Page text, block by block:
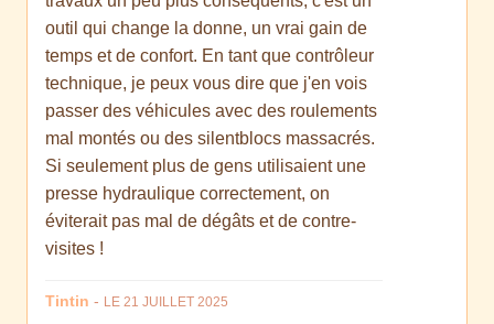
outil qui change la donne, un vrai gain de
temps et de confort. En tant que contrôleur
technique, je peux vous dire que j'en vois
passer des véhicules avec des roulements
mal montés ou des silentblocs massacrés.
Si seulement plus de gens utilisaient une
presse hydraulique correctement, on
éviterait pas mal de dégâts et de contre-
visites !
Tintin - LE 21 JUILLET 2025